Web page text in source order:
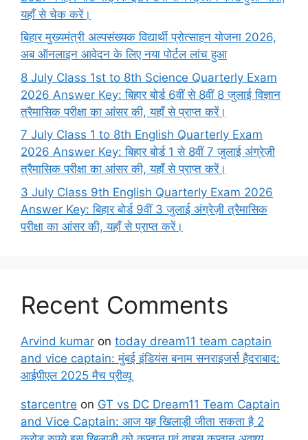
यहाँ से चेक करें।
बिहार मुख्यमंत्री अल्पसंख्यक विद्यार्थी प्रोत्साहन योजना 2026,
अब ऑनलाइन आवेदन के लिए नया पोर्टल लांच हुआ
8 July Class 1st to 8th Science Quarterly Exam
2026 Answer Key: बिहार बोर्ड 6वीं से 8वीं 8 जुलाई विज्ञान
त्रैमासिक परीक्षा का आंसर की, यहाँ से प्राप्त करें।
7 July Class 1 to 8th English Quarterly Exam
2026 Answer Key: बिहार बोर्ड 1 से 8वीं 7 जुलाई अंग्रेज़ी
त्रैमासिक परीक्षा का आंसर की, यहाँ से प्राप्त करें।
3 July Class 9th English Quarterly Exam 2026
Answer Key: बिहार बोर्ड 9वीं 3 जुलाई अंग्रेज़ी त्रैमासिक
परीक्षा का आंसर की, यहाँ से प्राप्त करें।
Recent Comments
Arvind kumar on today dream11 team captain
and vice captain: मुंबई इंडियंस बनाम सनराइजर्स हैदराबाद:
आईपीएल 2025 मैच प्रीव्यू
starcentre on GT vs DC Dream11 Team Captain
and Vice Captain: आज यह खिलाड़ी जीता सकता है 2